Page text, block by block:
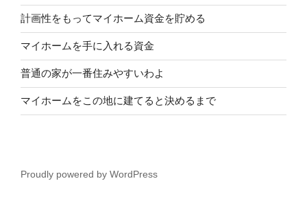
計画性をもってマイホーム資金を貯める
マイホームを手に入れる資金
普通の家が一番住みやすいわよ
マイホームをこの地に建てると決めるまで
Proudly powered by WordPress